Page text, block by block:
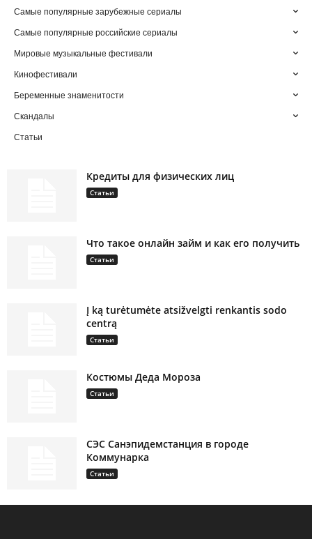
Самые популярные зарубежные сериалы
Самые популярные российские сериалы
Мировые музыкальные фестивали
Кинофестивали
Беременные знаменитости
Скандалы
Статьи
Кредиты для физических лиц
Статьи
Что такое онлайн займ и как его получить
Статьи
Į ką turėtumėte atsižvelgti renkantis sodo
centrą
Статьи
Костюмы Деда Мороза
Статьи
СЭС Санэпидемстанция в городе
Коммунарка
Статьи